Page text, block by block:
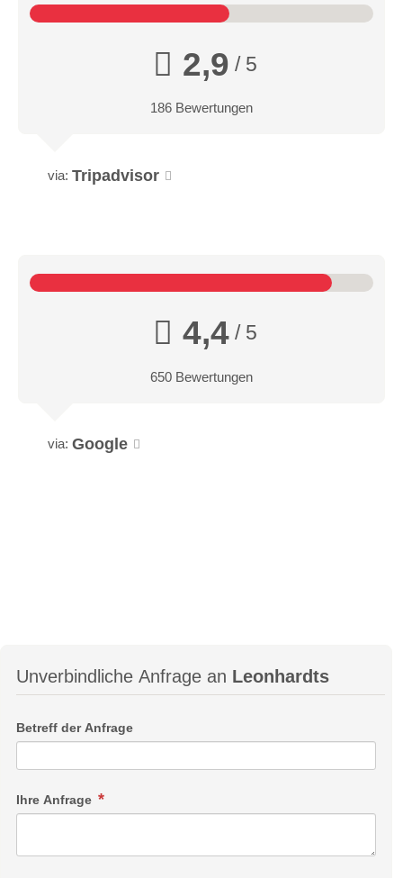
2,9 / 5
186 Bewertungen
via: Tripadvisor
4,4/ 5
650 Bewertungen
via: Google
Unverbindliche Anfrage an Leonhardts
Betreff der Anfrage
Ihre Anfrage